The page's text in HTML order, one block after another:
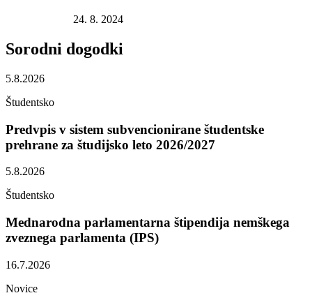
24. 8. 2024
Sorodni dogodki
5.8.2026
Študentsko
Predvpis v sistem subvencionirane študentske
prehrane za študijsko leto 2026/2027
5.8.2026
Študentsko
Mednarodna parlamentarna štipendija nemškega
zveznega parlamenta (IPS)
16.7.2026
Novice